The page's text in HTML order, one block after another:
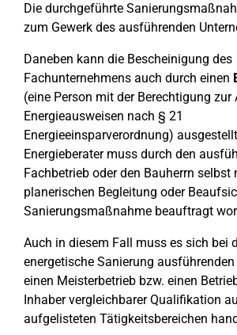
Die durchgeführte
zum Gewerk des ausführenden
Daneben kann die Bescheinigung des
Fachunternehmens auch durch einen
(eine Person mit der Berechtigung zur
Energieausweisen nach § 21
Energieeinsparverordnung)
Energieberater muss durch den
Fachbetrieb oder den Bauherrn selbst
planerischen Begleitung oder
Sanierungsmaßnahme beauftragt
Auch in diesem Fall muss es sich bei
energetische Sanierung
einen Meisterbetrieb bzw. einen
Inhaber vergleichbarer Qualifikation
aufgelisteten Tätigkeitsbereichen